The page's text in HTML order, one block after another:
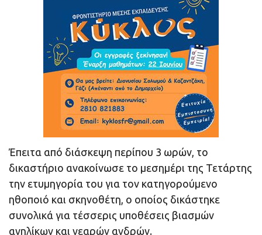
Έπειτα από διάσκεψη περίπου 3 ωρών, το
δικαστήριο ανακοίνωσε το μεσημέρι της Τετάρτης
την ετυμηγορία του για τον κατηγορούμενο
ηθοποιό και σκηνοθέτη, ο οποίος δικάστηκε
συνολικά για τέσσερις υποθέσεις βιασμών
ανηλίκων και νεαρών ανδρών.